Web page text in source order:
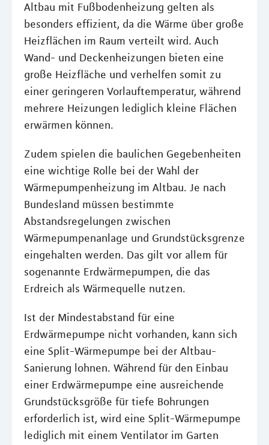
Altbau mit Fußbodenheizung gelten als
besonders effizient, da die Wärme über große
Heizflächen im Raum verteilt wird. Auch
Wand- und Deckenheizungen bieten eine
große Heizfläche und verhelfen somit zu
einer geringeren Vorlauftemperatur, während
mehrere Heizungen lediglich kleine Flächen
erwärmen können.
Zudem spielen die baulichen Gegebenheiten
eine wichtige Rolle bei der Wahl der
Wärmepumpenheizung im Altbau. Je nach
Bundesland müssen bestimmte
Abstandsregelungen zwischen
Wärmepumpenanlage und Grundstücksgrenze
eingehalten werden. Das gilt vor allem für
sogenannte Erdwärmepumpen, die das
Erdreich als Wärmequelle nutzen.
Ist der Mindestabstand für eine
Erdwärmepumpe nicht vorhanden, kann sich
eine Split-Wärmepumpe bei der Altbau-
Sanierung lohnen. Während für den Einbau
einer Erdwärmepumpe eine ausreichende
Grundstücksgröße für tiefe Bohrungen
erforderlich ist, wird eine Split-Wärmepumpe
lediglich mit einem Ventilator im Garten